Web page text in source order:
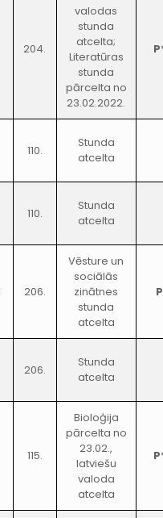
204.
valodas
stunda
atcelta;
Literatūras
stunda
pārcelta no
23.02.2022.
110.
Stunda
atcelta
110.
Stunda
atcelta
206.
Vēsture un
sociālās
zinātnes
stunda
atcelta
P
206.
Stunda
atcelta
115.
Bioloģija
pārcelta no
23.02.,
latviešu
valoda
atcelta